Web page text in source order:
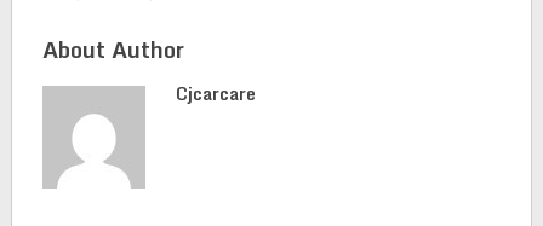
About Author
Cjcarcare